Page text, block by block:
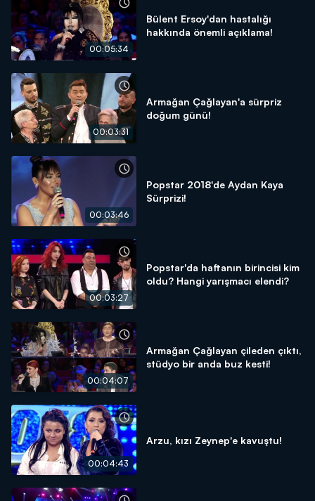
00:05:34
Bülent Ersoy'dan hastalığı
hakkında önemli açıklama!
00:03:31
Armağan Çağlayan'a sürpriz
doğum günü!
00:03:46
Popstar 2018'de Aydan Kaya
Sürprizi!
00:03:27
Popstar'da haftanın birincisi kim
oldu? Hangi yarışmacı elendi?
00:04:07
Armağan Çağlayan çileden çıktı,
stüdyo bir anda buz kesti!
00:04:43
Arzu, kızı Zeynep'e kavuştu!